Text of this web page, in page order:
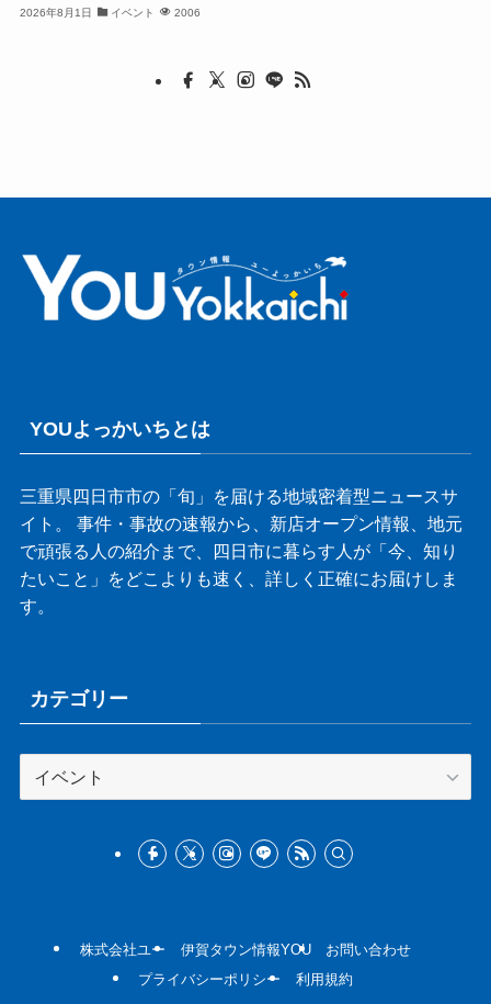
2026年8月1日 イベント 2006
YOUよっかいちとは
三重県四日市市の「旬」を届ける地域密着型ニュースサ
イト。 事件・事故の速報から、新店オープン情報、地元
で頑張る人の紹介まで、四日市に暮らす人が「今、知り
たいこと」をどこよりも速く、詳しく正確にお届けしま
す。
カテゴリー
テ
株式会社ユー 伊賀タウン情報YOU
お問い合わせ
プライバシーポリシー
利用規約